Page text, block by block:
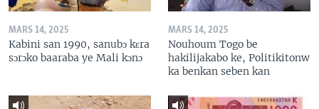
MARS 14, 2025
Kabini san 1990, sanubɔ kɛra
sɔrɔko baaraba ye Mali kɔnɔ
MARS 14, 2025
Nouhoum Togo be
hakilijakabo ke, Politikitonw
ka benkan seben kan